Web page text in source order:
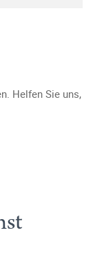
Helfen Sie uns,